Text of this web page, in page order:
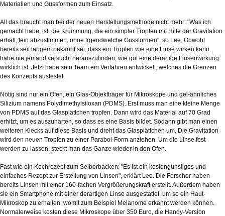
Materialien und Gussformen zum Einsatz.
All das braucht man bei der neuen Herstellungsmethode nicht mehr: "Was ich
gemacht habe, ist, die Krümmung, die ein simpler Tropfen mit Hilfe der Gravitation
erhält, fein abzustimmen, ohne irgendwelche Gussformen", so Lee. Obwohl
bereits seit langem bekannt sei, dass ein Tropfen wie eine Linse wirken kann,
habe nie jemand versucht herauszufinden, wie gut eine derartige Linsenwirkung
wirklich ist. Jetzt habe sein Team ein Verfahren entwickelt, welches die Grenzen
des Konzepts austestet.
Nötig sind nur ein Ofen, ein Glas-Objektträger für Mikroskope und gel-ähnliches
Silizium namens Polydimethylsiloxan (PDMS). Erst muss man eine kleine Menge
von PDMS auf das Glasplättchen tropfen. Dann wird das Material auf 70 Grad
erhitzt, um es auszuhärten, so dass es eine Basis bildet. Sodann gibt man einen
weiteren Klecks auf diese Basis und dreht das Glasplättchen um. Die Gravitation
wird den neuen Tropfen zu einer Parabol-Form anziehen. Um die Linse fest
werden zu lassen, steckt man das Ganze wieder in den Ofen.
Fast wie ein Kochrezept zum Selberbacken: "Es ist ein kostengünstiges und
einfaches Rezept zur Erstellung von Linsen", erklärt Lee. Die Forscher haben
bereits Linsen mit einer 160-fachen Vergrößerungskraft erstellt. Außerdem haben
sie ein Smartphone mit einer derartigen Linse ausgestattet, um so ein Haut-
Mikroskop zu erhalten, womit zum Beispiel Melanome erkannt werden können.
Normalerweise kosten diese Mikroskope über 350 Euro, die Handy-Version